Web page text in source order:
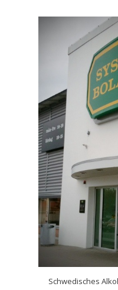
Schwedisches